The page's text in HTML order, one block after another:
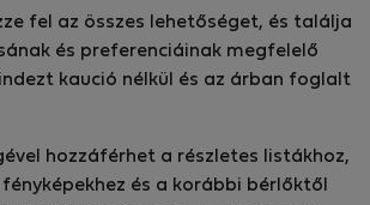
fel az összes lehetőséget, és találja
és preferenciáinak megfelelő
kaució nélkül és az árban foglalt
hozzáférhet a részletes listákhoz,
és a korábbi bérlőktől